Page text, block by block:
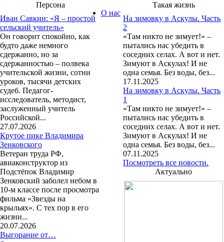
Персона
Иван Савкин: «Я – простой
сельский учитель»
Он говорит спокойно, как
будто даже немного
сдержанно, но за
сдержанностью – полвека
учительской жизни, сотни
уроков, тысячи детских
судеб. Педагог-
исследователь, методист,
заслуженный учитель
Российской...
27.07.2026
Крутое пике Владимира
Зенковского
Ветеран труда РФ,
авиаконструктор из
Подстёпок Владимир
Зенковский заболел небом в
10-м классе после просмотра
фильма «Звезды на
крыльях». С тех пор в его
жизни...
20.07.2026
Выгорание от…
Такая жизнь
На зимовку в Аскулы. Часть
2
«Там никто не зимует!» –
пытались нас убедить в
соседних селах. А вот и нет.
Зимуют в Аскулах! И не
одна семья. Без воды, без...
17.11.2025
На зимовку в Аскулы. Часть
1
«Там никто не зимует!» –
пытались нас убедить в
соседних селах. А вот и нет.
Зимуют в Аскулах! И не
одна семья. Без воды, без...
07.11.2025
Посмотреть все новости.
Актуально
О нас